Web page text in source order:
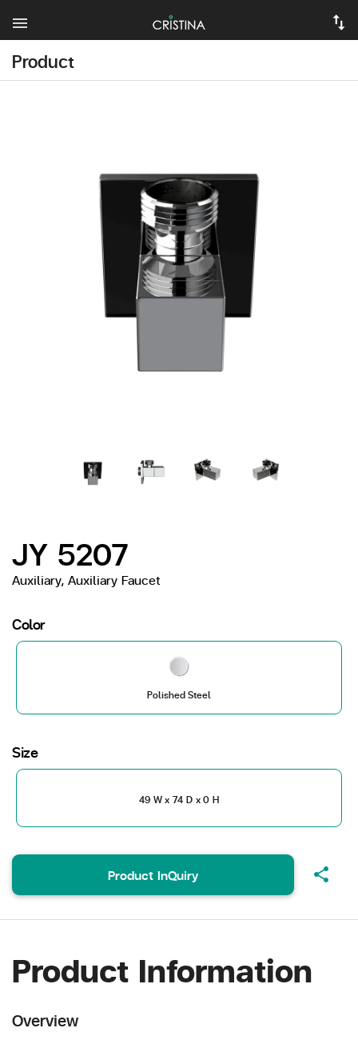
Product
JY 5207
Auxiliary, Auxiliary Faucet
Color
Polished Steel
Size
49 W x 74 D x 0 H
Product InQuiry share
Product Information
Overview